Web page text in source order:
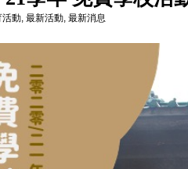
活動 最新活動 最新消息